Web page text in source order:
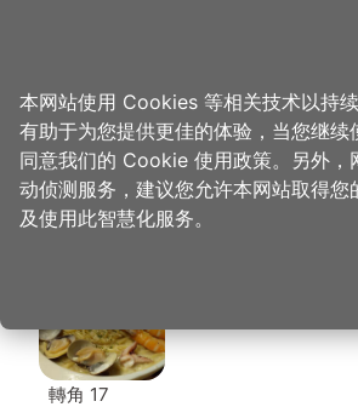
首页 > 想去的地方 > 住宿 > 暧时租旅馆
暧时租旅馆 周
轉角 17
本网站使用 Cookies 等相关技术以持
有助于为您提供更佳的体验，当您继续
同意我们的 Cookie 使用政策。另外，
动侦测服务，建议您允许本网站取得您
及使用此智慧化服务。